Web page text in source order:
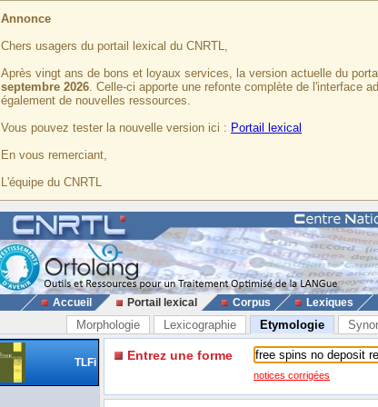
Annonce
Chers usagers du portail lexical du CNRTL,
Après vingt ans de bons et loyaux services, la version actuelle du
septembre 2026. Celle-ci apporte une refonte complète de l'interface
également de nouvelles ressources.
Vous pouvez tester la nouvelle version ici : Portail lexical
En vous remerciant,
L'équipe du CNRTL
Accueil Portail lexical Corpus Lexiques
Morphologie Lexicographie Etymologie
TLFi Entrez une forme
notices corrigées